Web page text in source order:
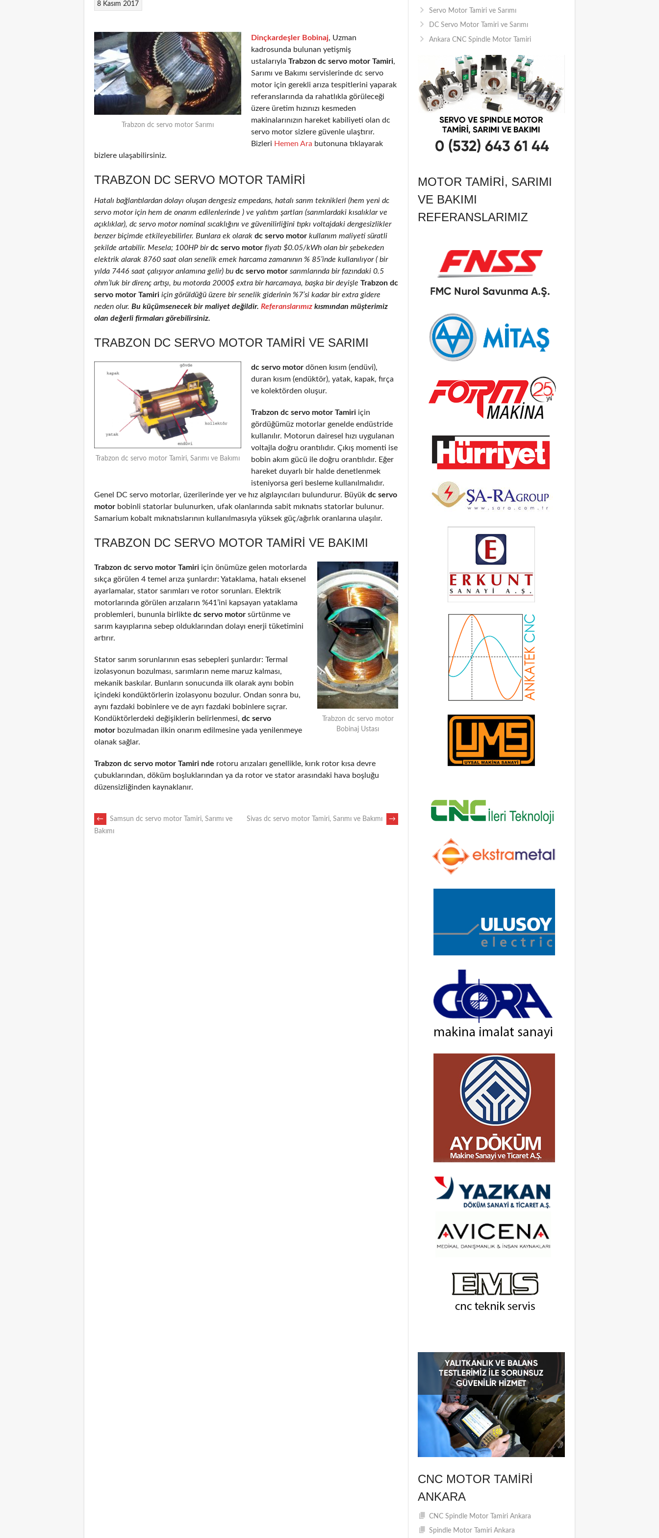
8 Kasım 2017
Trabzon dc servo motor Sarımı
Dinçkardeşler Bobinaj, Uzman
kadrosunda bulunan yetişmiş
ustalarıyla Trabzon dc servo motor Tamiri,
Sarımı ve Bakımı servislerinde dc servo
motor için gerekli arıza tespitlerini yaparak
referanslarında da rahatlıkla görüleceği
üzere üretim hızınızı kesmeden
makinalarınızın hareket kabiliyeti olan dc
servo motor sizlere güvenle ulaştırır.
Bizleri Hemen Ara butonuna tıklayarak
bizlere ulaşabilirsiniz.
TRABZON DC SERVO MOTOR TAMIRI
Hatalı bağlantılardan dolayı oluşan dengesiz empedans, hatalı sarım teknikleri (hem yeni dc
servo motor için hem de onarım edilenlerinde ) ve yalıtım şartları (sarımlardaki kısalıklar ve
açıklıklar), dc servo motor nominal sıcaklığını ve güvenilirliğini tıpkı voltajdaki dengesizlikler
benzer biçimde etkileyebilirler. Bunlara ek olarak dc servo motor kullanım maliyeti süratli
şekilde artabilir. Mesela; 100HP birdc servo motor fiyatı $0.05/kWh olan bir şebekeden
elektrik alarak 8760 saat olan senelik emek harcama zamanının % 85’inde kullanılıyor ( bir
yılda 7446 saat çalışıyor anlamına gelir) bu dc servo motor sarımlarında bir fazındaki 0.5
ohm’luk bir direnç artışı, bu motorda 2000$ extra bir harcamaya, başka bir deyişle Trabzon dc
servo motor Tamiri için görüldüğü üzere bir senelik giderinin %7’si kadar bir extra gidere
neden olur. Bu küçümsenecek bir maliyet değildir. Referanslarımız kısmından müşterimiz
olan değerli firmaları görebilirsiniz.
TRABZON DC SERVO MOTOR TAMIRI VE SARIMI
Trabzon dc servo motor Tamiri, Sarımı ve Bakımı
dc servo motor dönen kısım (endüvi),
duran kısım (endüktör), yatak, kapak, fırça
ve kolektörden oluşur.
Trabzon dc servo motor Tamiri için
gördüğümüz motorlar genelde endüstride
kullanılır. Motorun dairesel hızı uygulanan
voltajla doğru orantılıdır. Çıkış momenti ise
bobin akım gücü ile doğru orantılıdır. Eğer
hareket duyarlı bir halde denetlenmek
isteniyorsa geri besleme kullanılmalıdır.
Genel DC servo motorlar, üzerilerinde yer ve hız algılayıcıları bulundurur. Büyük dc servo
motor bobinli statorlar bulunurken, ufak olanlarında sabit mıknatıs statorlar bulunur.
Samarium kobalt mıknatıslarının kullanılmasıyla yüksek güç/ağırlık oranlarına ulaşılır.
TRABZON DC SERVO MOTOR TAMIRI VE BAKIMI
Trabzon dc servo motor
Bobinaj Ustası
Trabzon dc servo motor Tamiri için önümüze gelen motorlarda
sıkça görülen 4 temel arıza şunlardır: Yataklama, hatalı eksenel
ayarlamalar, stator sarımları ve rotor sorunları. Elektrik
motorlarında görülen arızaların %41’ini kapsayan yataklama
problemleri, bununla birlikte dc servo motor sürtünme ve
sarım kayıplarına sebep olduklarından dolayı enerji tüketimini
artırır.
Stator sarım sorunlarının esas sebepleri şunlardır: Termal
izolasyonun bozulması, sarımların neme maruz kalması,
mekanik baskılar. Bunların sonucunda ilk olarak aynı bobin
içindeki kondüktörlerin izolasyonu bozulur. Ondan sonra bu,
aynı fazdaki bobinlere ve de ayrı fazdaki bobinlere sıçrar.
Kondüktörlerdeki değişiklerin belirlenmesi, dc servo
motor bozulmadan ilkin onarım edilmesine yada yenilenmeye
olanak sağlar.
Trabzon dc servo motor Tamiri nde rotoru arızaları genellikle, kırık rotor kısa devre
çubuklarından, döküm boşluklarından ya da rotor ve stator arasındaki hava boşluğu
düzensizliğinden kaynaklanır.
POST
←
Samsun dc servo motor Tamiri, Sarımı ve
Bakımı
Sivas dc servo motor Tamiri, Sarımı ve Bakımı →
Servo Motor Tamiri ve Sarımı
DC Servo Motor Tamiri ve Sarımı
Ankara CNC Spindle Motor Tamiri
MOTOR TAMIRI, SARIMI
VE BAKIMI
REFERANSLARIMIZ
CNC MOTOR TAMIRI
ANKARA
CNC Spindle Motor Tamiri Ankara
Spindle Motor Tamiri Ankara